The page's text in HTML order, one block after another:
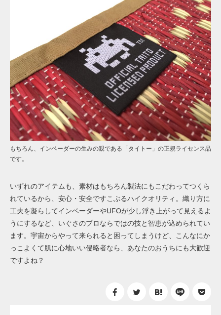
もちろん、インベーダーの生みの親である「タイトー」の正規ライセンス品
です。
いずれのアイテムも、素材はもちろん製法にもこだわってつくら
れているから、安心・安全ですこぶるハイクオリティ。織り方に
工夫を凝らしてインベーダーやUFOが少し浮き上がって見えるよ
うにするなど、いぐさのプロならではの技と智恵が込められてい
ます。宇宙からやって来られると困ってしまうけど、こんなにか
っこよくて肌に心地いい侵略者なら、あなたのおうちにも大歓迎
ですよね？